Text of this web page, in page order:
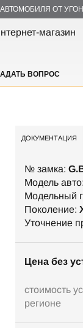
ОТ
магазин
ВОПРОС
ДОКУМЕНТАЦИЯ
№ замка:
Модель авто:
Модельный
Поколение:
Уточнение
Цена без
стоимость
регионе